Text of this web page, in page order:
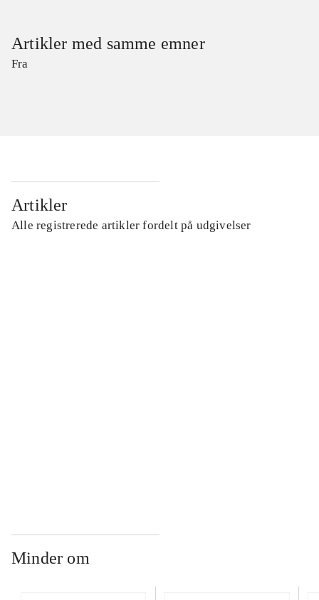
Artikler med samme emner
Fra
Artikler
Alle registrerede artikler fordelt på udgivelser
Minder om